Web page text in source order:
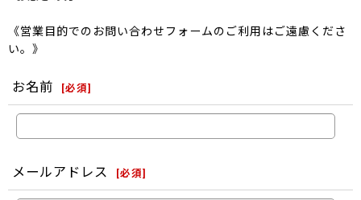
《営業目的でのお問い合わせフォームのご利用はご遠慮くださ
い。》
お名前 [必須]
メールアドレス [必須]